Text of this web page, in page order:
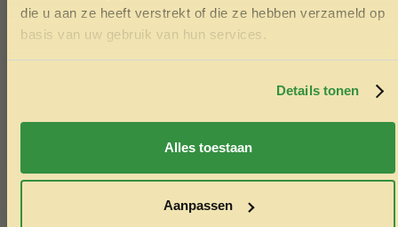
die u aan ze heeft verstrekt of die ze hebben verzameld op
basis van uw gebruik van hun services.
Details tonen
Alles toestaan
Aanpassen
Bel MennoOntvang korting
Door je in te schrijven ga je akkoord met het ontvangen van
Nee, ik wil geen korting